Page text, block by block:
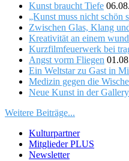
Kunst braucht Tiefe
„Kunst muss nicht schön
Zwischen Glas, Klang
Kreativität an einem
Kurzfilmfeuerwerk bei
Angst vorm Fliegen
Ein Weltstar zu Gast in
Medizin gegen die
Neue Kunst in der
Weitere Beiträge...
Kulturpartner
Mitglieder PLUS
Newsletter